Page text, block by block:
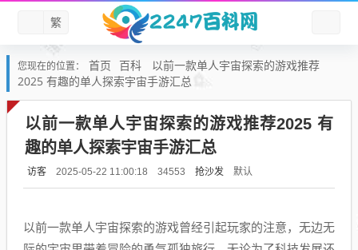
繁
您现在的位置： 首页 百科
以前一款单人宇宙探索的游戏推荐
2025 有趣的单人探索宇宙手游汇总
以前一款单人宇宙探索的游戏推荐2025 有
趣的单人探索宇宙手游汇总
访客 2025-05-22 11:00:18 34553 抢沙发 默认
以前一款单人宇宙探索的游戏曾经引起玩家的注意，无边无